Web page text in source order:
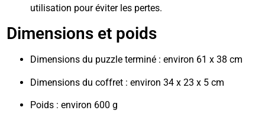
utilisation pour éviter les pertes.
Dimensions et poids
Dimensions du puzzle terminé : environ 61 x 38 cm
Dimensions du coffret : environ 34 x 23 x 5 cm
Poids : environ 600 g